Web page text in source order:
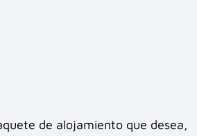
de alojamiento que desea,